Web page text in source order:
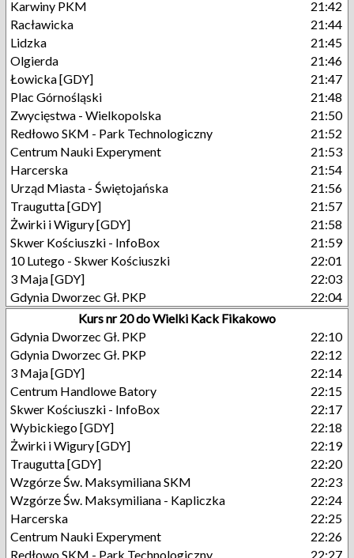
Karwiny PKM
21:42
Racławicka
21:44
Lidzka
21:45
Olgierda
21:46
Łowicka [GDY]
21:47
Plac Górnośląski
21:48
Zwycięstwa - Wielkopolska
21:50
Redłowo SKM - Park Technologiczny
21:52
Centrum Nauki Experyment
21:53
Harcerska
21:54
Urząd Miasta - Świętojańska
21:56
Traugutta [GDY]
21:57
Żwirki i Wigury [GDY]
21:58
Skwer Kościuszki - InfoBox
21:59
10 Lutego - Skwer Kościuszki
22:01
3 Maja [GDY]
22:03
Gdynia Dworzec Gł. PKP
22:04
Kurs nr 20 do Wielki Kack Fikakowo
Gdynia Dworzec Gł. PKP
22:10
Gdynia Dworzec Gł. PKP
22:12
3 Maja [GDY]
22:14
Centrum Handlowe Batory
22:15
Skwer Kościuszki - InfoBox
22:17
Wybickiego [GDY]
22:18
Żwirki i Wigury [GDY]
22:19
Traugutta [GDY]
22:20
Wzgórze Św. Maksymiliana SKM
22:23
Wzgórze Św. Maksymiliana - Kapliczka
22:24
Harcerska
22:25
Centrum Nauki Experyment
22:26
Redłowo SKM - Park Technologiczny
22:27